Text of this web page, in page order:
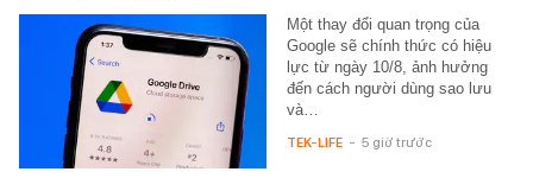
Một thay đổi quan trọng của
Google sẽ chính thức có hiệu
lực từ ngày 10/8, ảnh hưởng
đến cách người dùng sao lưu
và…
TEK-LIFE - 5 giờ trước